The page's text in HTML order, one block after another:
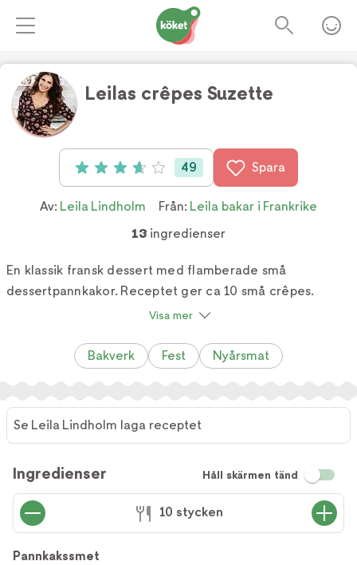
Leilas crêpes Suzette
Betyg: 3.7 av 5 (49 röster)
49 Spara
Av: Leila Lindholm Från: Leila bakar i Frankrike
13 ingredienser
En klassik fransk dessert med flamberade små
dessertpannkakor. Receptet ger ca 10 små crêpes.
Visa mer
Bakverk Fest Nyårsmat
Se Leila Lindholm laga receptet
Ingredienser Håll skärmen tänd
10 stycken
Pannkakssmet